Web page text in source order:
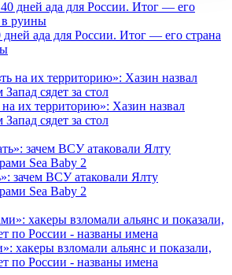
ада для России. Итог — его страна
их территорию»: Хазин назвал
сядет за стол
зачем ВСУ атаковали Ялту
Sea Baby 2
хакеры взломали альянс и показали,
по России - названы имена